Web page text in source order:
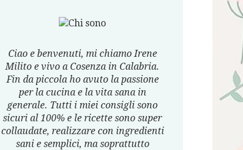
Ciao e benvenuti, mi chiamo Irene
Milito e vivo a Cosenza in Calabria.
Fin da piccola ho avuto la passione
per la cucina e la vita sana in
generale. Tutti i miei consigli sono
sicuri al 100% e le ricette sono super
collaudate, realizzare con ingredienti
sani e semplici, ma soprattutto